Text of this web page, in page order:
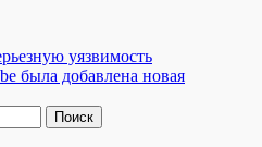
уязвимость
была добавлена новая